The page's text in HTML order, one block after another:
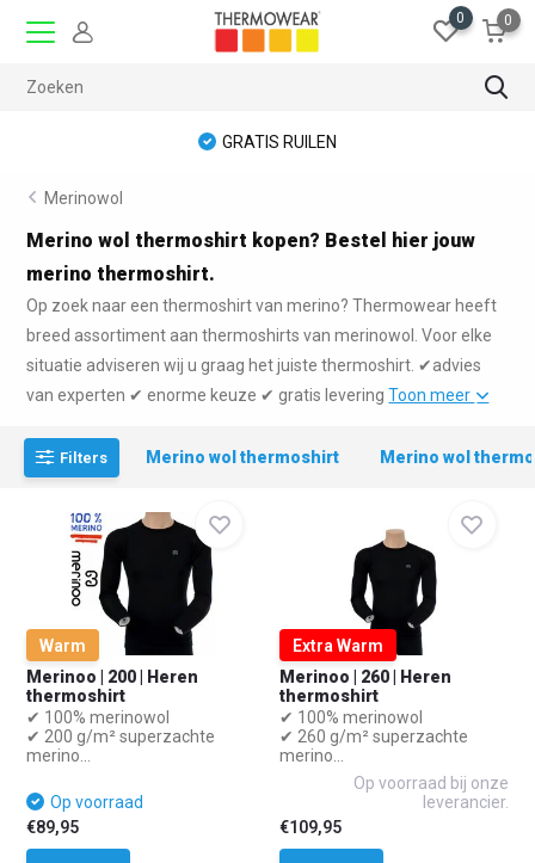
0 0
GRATIS RUILEN
Merinowol
Merino wol thermoshirt kopen? Bestel hier jouw
merino thermoshirt.
Op zoek naar een thermoshirt van merino? Thermowear heeft
breed assortiment aan thermoshirts van merinowol. Voor elke
situatie adviseren wij u graag het juiste thermoshirt. ✔advies
van experten ✔ enorme keuze ✔ gratis leveringToon meer
Filters Merino wol thermoshirt Merino wol
Warm
Merinoo | 200 | Heren
thermoshirt
✔ 100% merinowol
✔ 200 g/m² superzachte
merino...
Op voorraad
€89,95
Extra Warm
Merinoo | 260 | Heren
thermoshirt
✔ 100% merinowol
✔ 260 g/m² superzachte
merino...
Op voorraad bij onze
leverancier.
€109,95